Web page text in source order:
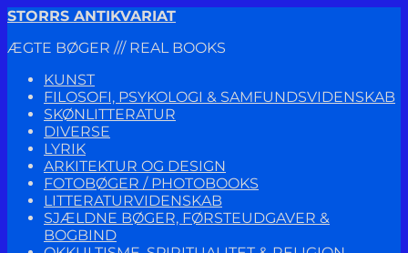
Spring
navigation
Spring
indhold
STORRS ANTIKVARIAT
ÆGTE BØGER /// REAL BOOKS
KUNST
FILOSOFI, PSYKOLOGI & SAMFUNDSVIDENSKAB
SKØNLITTERATUR
DIVERSE
LYRIK
ARKITEKTUR OG DESIGN
FOTOBØGER / PHOTOBOOKS
LITTERATURVIDENSKAB
SJÆLDNE BØGER, FØRSTEUDGAVER &
BOGBIND